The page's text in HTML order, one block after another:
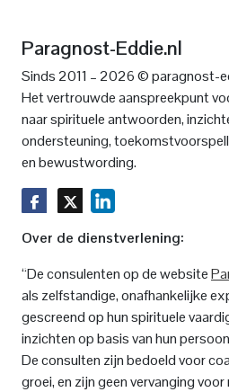
Paragnost-Eddie.nl
Sinds 2011 – 2026 © paragnost-
Het vertrouwde aanspreekpunt
naar spirituele antwoorden,
ondersteuning,
en bewustwording.
Over de dienstverlening:
“De consulenten op de website
als zelfstandige, onafhankelijke
gescreend op hun spirituele
inzichten op basis van hun
De consulten zijn bedoeld voor
groei, en zijn geen vervanging